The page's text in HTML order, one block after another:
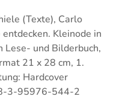
(Texte), Carlo
Kleinode in
Lese- und Bilderbuch,
21 x 28 cm, 1.
Hardcover
3-95976-544-2